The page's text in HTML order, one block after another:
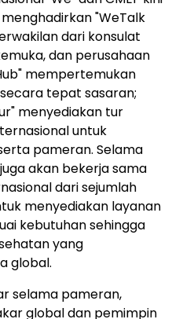
"WeTalk
dari konsulat
dan perusahaan
mempertemukan
tepat sasaran;
menyediakan tur
untuk
pameran. Selama
akan bekerja sama
dari sejumlah
menyediakan layanan
kebutuhan sehingga
yang
global.
selama pameran,
global dan pemimpin